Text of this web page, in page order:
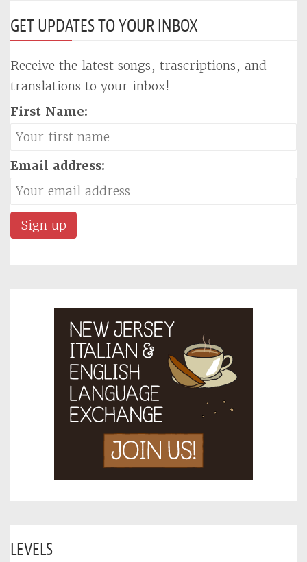
GET UPDATES TO YOUR INBOX
Receive the latest songs, trascriptions, and
translations to your inbox!
First Name:
Email address:
LEVELS